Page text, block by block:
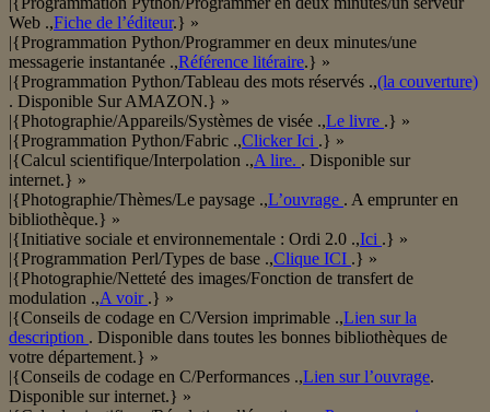
Web .,Fiche de l’éditeur.} »
|{Programmation Python/Programmer en deux minutes/une
messagerie instantanée .,Référence litéraire.} »
|{Programmation Python/Tableau des mots réservés .,(la couverture)
. Disponible Sur AMAZON.} »
|{Photographie/Appareils/Systèmes de visée .,Le livre .} »
|{Programmation Python/Fabric .,Clicker Ici .} »
|{Calcul scientifique/Interpolation .,A lire. . Disponible sur
internet.} »
|{Photographie/Thèmes/Le paysage .,L’ouvrage . A emprunter en
bibliothèque.} »
|{Initiative sociale et environnementale : Ordi 2.0 .,Ici .} »
|{Programmation Perl/Types de base .,Clique ICI .} »
|{Photographie/Netteté des images/Fonction de transfert de
modulation .,A voir .} »
|{Conseils de codage en C/Version imprimable .,Lien sur la
description . Disponible dans toutes les bonnes bibliothèques de
votre département.} »
|{Conseils de codage en C/Performances .,Lien sur l’ouvrage.
Disponible sur internet.} »